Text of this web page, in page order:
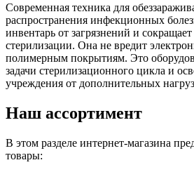
Современная техника для
распространения инфекционных
инвентарь от загрязнений и
стерилизации. Она не вредит
полимерным покрытиям. Это
задачи стерилизационного цикла и
учреждения от дополнительных
Наш ассортимент
В этом разделе интернет-магазина
товары: